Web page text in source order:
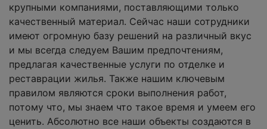
крупными компаниями, поставляющими только
качественный материал. Сейчас наши сотрудники
имеют огромную базу решений на различный вкус
и мы всегда следуем Вашим предпочтениям,
предлагая качественные услуги по отделке и
реставрации жилья. Также нашим ключевым
правилом являются сроки выполнения работ,
потому что, мы знаем что такое время и умеем его
ценить. Абсолютно все наши объекты создаются в